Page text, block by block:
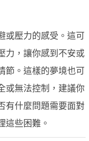
或壓力的感受。這可
力，讓你感到不安或
節。這樣的夢境也可
或無法控制，建議你
有什麼問題需要面對
這些困難。